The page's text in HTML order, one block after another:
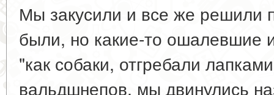
Мы закусили и все же решили
были, но какие-то ошалевшие
"как собаки, отгребали
вальдшнепов, мы двинулись